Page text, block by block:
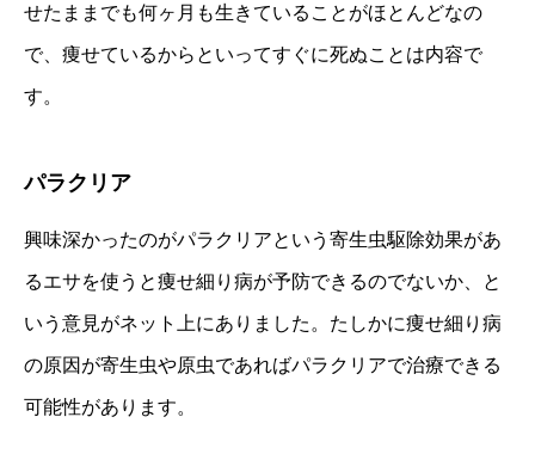
せたままでも何ヶ月も生きていることがほとんどなの
で、痩せているからといってすぐに死ぬことは内容で
す。
パラクリア
興味深かったのがパラクリアという寄生虫駆除効果があ
るエサを使うと痩せ細り病が予防できるのでないか、と
いう意見がネット上にありました。たしかに痩せ細り病
の原因が寄生虫や原虫であればパラクリアで治療できる
可能性があります。